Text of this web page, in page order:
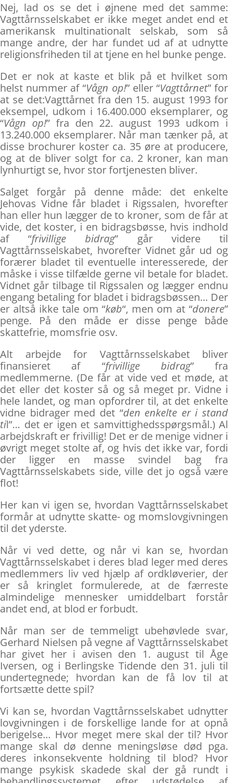
Nej, lad os se det i øjnene med det samme:
Vagttårnsselskabet er ikke meget andet end et
amerikansk multinationalt selskab, som så
mange andre, der har fundet ud af at udnytte
religionsfriheden til at tjene en hel bunke penge.
Det er nok at kaste et blik på et hvilket som
helst nummer af “Vågn op!” eller “Vagttårnet” for
at se det:Vagttårnet fra den 15. august 1993 for
eksempel, udkom i 16.400.000 eksemplarer, og
“Vågn op!” fra den 22. august 1993 udkom i
13.240.000 eksemplarer. Når man tænker på, at
disse brochurer koster ca. 35 øre at producere,
og at de bliver solgt for ca. 2 kroner, kan man
lynhurtigt se, hvor stor fortjenesten bliver.
Salget forgår på denne måde: det enkelte
Jehovas Vidne får bladet i Rigssalen, hvorefter
han eller hun lægger de to kroner, som de får at
vide, det koster, i en bidragsbøsse, hvis indhold
af “frivillige bidrag” går videre til
Vagttårnsselskabet, hvorefter Vidnet går ud og
forærer bladet til eventuelle interesserede, der
måske i visse tilfælde gerne vil betale for bladet.
Vidnet går tilbage til Rigssalen og lægger endnu
engang betaling for bladet i bidragsbøssen… Der
er altså ikke tale om “køb“, men om at “donere”
penge. På den måde er disse penge både
skattefrie, momsfrie osv.
Alt arbejde for Vagttårnsselskabet bliver
finansieret af “frivillige bidrag” fra
medlemmerne. (De får at vide ved et møde, at
det eller det koster så og så meget pr. Vidne i
hele landet, og man opfordrer til, at det enkelte
vidne bidrager med det “den enkelte er i stand
til”… det er igen et samvittighedsspørgsmål.) Al
arbejdskraft er frivillig! Det er de menige vidner i
øvrigt meget stolte af, og hvis det ikke var, fordi
der ligger en masse svindel bag fra
Vagttårnsselskabets side, ville det jo også være
flot!
Her kan vi igen se, hvordan Vagttårnsselskabet
formår at udnytte skatte- og momslovgivningen
til det yderste.
Når vi ved dette, og når vi kan se, hvordan
Vagttårnsselskabet i deres blad leger med deres
medlemmers liv ved hjælp af ordkløverier, der
er så kringlet formulerede, at de færreste
almindelige mennesker umiddelbart forstår
andet end, at blod er forbudt.
Når man ser de temmeligt ubehøvlede svar,
Gerhard Nielsen på vegne af Vagttårnsselskabet
har givet her i avisen den 1. august til Åge
Iversen, og i Berlingske Tidende den 31. juli til
undertegnede; hvordan kan de få lov til at
fortsætte dette spil?
Vi kan se, hvordan Vagttårnsselskabet udnytter
lovgivningen i de forskellige lande for at opnå
berigelse… Hvor meget mere skal der til? Hvor
mange skal dø denne meningsløse død pga.
deres inkonsekvente holdning til blod? Hvor
mange psykisk skadede skal der gå rundt i